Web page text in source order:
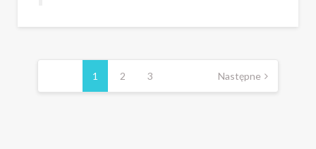
Stronicowanie
1 2 3 Następne